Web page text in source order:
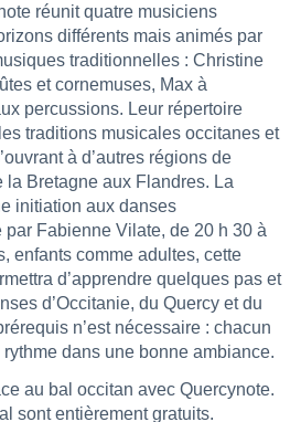
réunit quatre musiciens
différents mais animés par
traditionnelles : Christine
et cornemuses, Max à
percussions. Leur répertoire
traditions musicales occitanes et
à d’autres régions de
la Bretagne aux Flandres. La
initiation aux danses
Fabienne Vilate, de 20 h 30 à
enfants comme adultes, cette
d’apprendre quelques pas et
d’Occitanie, du Quercy et du
n’est nécessaire : chacun
dans une bonne ambiance.
au bal occitan avec Quercynote.
sont entièrement gratuits.